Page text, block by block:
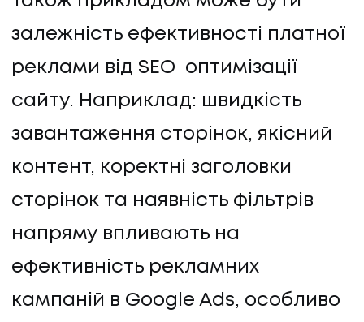
залежність ефективності платної
реклами від SEO оптимізації
сайту. Наприклад: швидкість
завантаження сторінок, якісний
контент, коректні заголовки
сторінок та наявність фільтрів
напряму впливають на
ефективність рекламних
кампаній в Google Ads, особливо